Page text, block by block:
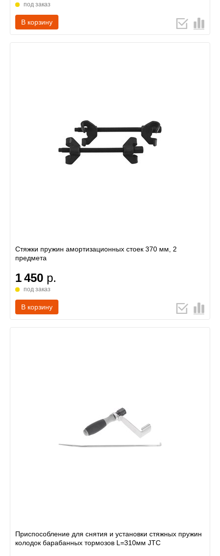
под заказ
В корзину
Стяжки пружин амортизационных стоек 370 мм, 2
предмета
1 450 р.
под заказ
В корзину
Приспособление для снятия и установки стяжных пружин
колодок барабанных тормозов L=310мм JTC